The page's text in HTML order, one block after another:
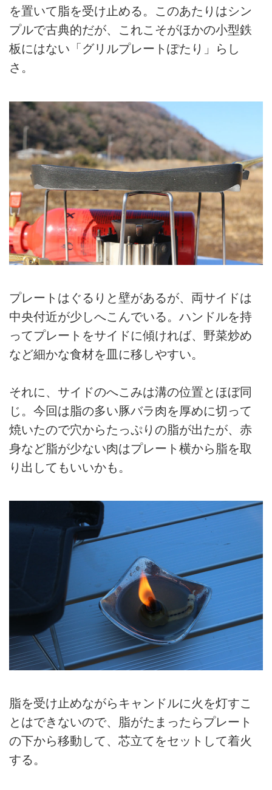
を置いて脂を受け止める。このあたりはシン
プルで古典的だが、これこそがほかの小型鉄
板にはない「グリルプレートぽたり」らし
さ。
プレートはぐるりと壁があるが、両サイドは
中央付近が少しへこんでいる。ハンドルを持
ってプレートをサイドに傾ければ、野菜炒め
など細かな食材を皿に移しやすい。
それに、サイドのへこみは溝の位置とほぼ同
じ。今回は脂の多い豚バラ肉を厚めに切って
焼いたので穴からたっぷりの脂が出たが、赤
身など脂が少ない肉はプレート横から脂を取
り出してもいいかも。
脂を受け止めながらキャンドルに火を灯すこ
とはできないので、脂がたまったらプレート
の下から移動して、芯立てをセットして着火
する。